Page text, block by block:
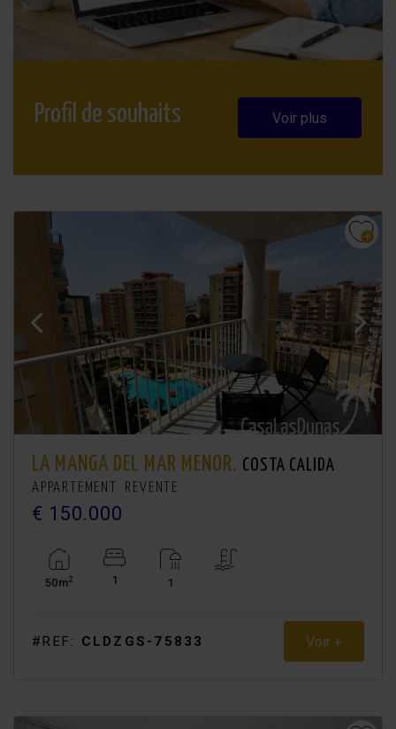
Profil de souhaits Voir plus
LA MANGA DEL MAR MENOR. COSTA CALIDA
APPARTEMENT. REVENTE
€ 150.000
50m2 1 1
#REF: CLDZGS-75833 Voir +